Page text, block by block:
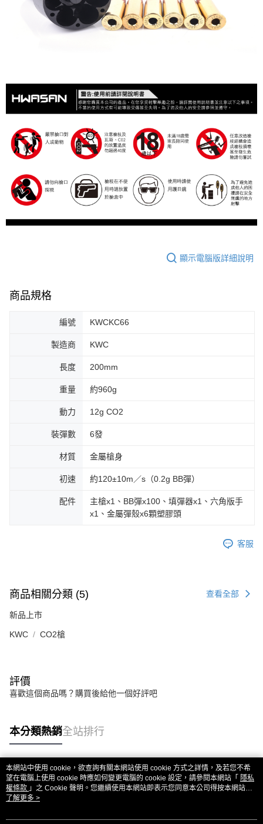
顯示電腦版詳細說明
商品規格
編號 KWCKC66
製造商 KWC
長度 200mm
重量 約960g
動力 12g CO2
裝彈數 6發
材質 金屬槍身
初速 約120±10m／s（0.2g BB彈）
配件
主槍x1、BB彈x100、填彈器x1、六角版手
x1、金屬彈殼x6顆塑膠頭
客服
商品相關分類 (5) 查看全部
新品上市
KWC CO2槍
評價
喜歡這個商品嗎？購買後給他一個好評吧
本分類熱銷全站排行
熱門標籤
本網站中使用 cookie，欲查詢有關本網站使用 cookie 方式之詳情，及若您不希
望在電腦上使用 cookie 時應如何變更電腦的 cookie 設定，請參閱本網站「 隱私
權條款 」之 Cookie 聲明。您繼續使用本網站即表示您同意本公司得按本網站使
用條款之 Cookie 聲明使用 cookie。
了解更多 >